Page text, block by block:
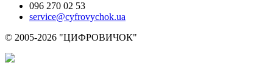
096 270 02 53
service@cyfrovychok.ua
© 2005-2026 "ЦИФРОВИЧОК"